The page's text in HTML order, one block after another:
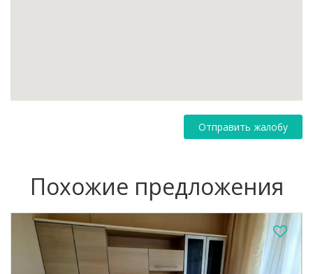
Отправить жалобу
Похожие предложения